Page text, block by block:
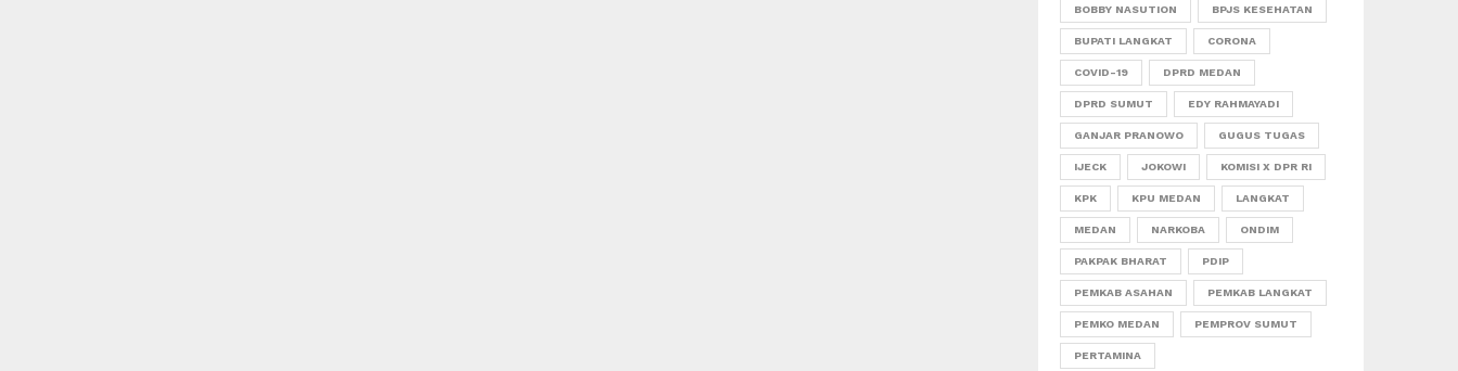
BOBBY NASUTION BPJS KESEHATAN
BUPATI LANGKAT CORONA
COVID-19 DPRD MEDAN
DPRD SUMUT EDY RAHMAYADI
GANJAR PRANOWO GUGUS TUGAS
IJECK JOKOWI KOMISI X DPR RI
KPK KPU MEDAN LANGKAT
MEDAN NARKOBA ONDIM
PAKPAK BHARAT PDIP
PEMKAB ASAHAN PEMKAB LANGKAT
PEMKO MEDAN PEMPROV SUMUT
PERTAMINA